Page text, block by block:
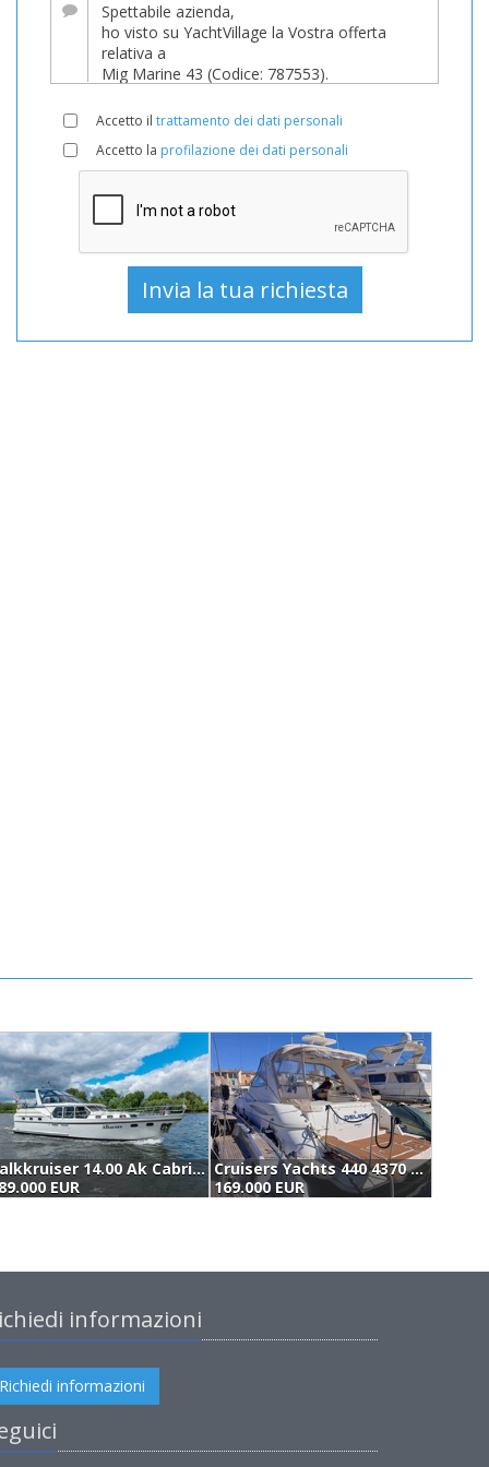
Barca
In
vendita,
Usato,
Barca
motore
In
vendita,
Barca
a
Accetto il trattamento dei dati personali
Accetto la profilazione dei dati personali
Valkkruiser 14.00 Ak Cabrio (2002)
EUR
Cruisers Yachts 440 4370 (2003)
169.000 EUR
informazioni
Richiedi informazioni